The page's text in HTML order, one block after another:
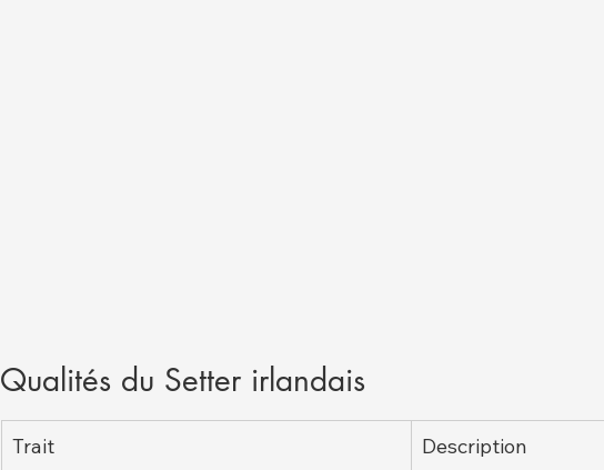
Qualités du Setter irlandais
Trait Description